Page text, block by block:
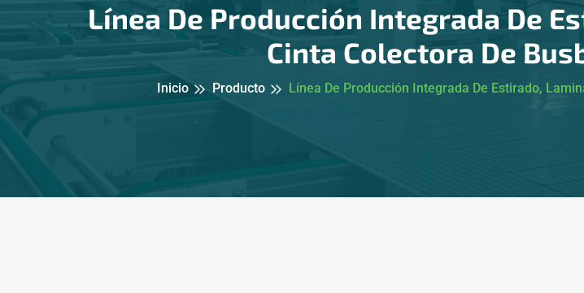
Línea De Producción Integrada De
Cinta Colectora De
Inicio Producto Línea De Producción Integrada De Estirado,